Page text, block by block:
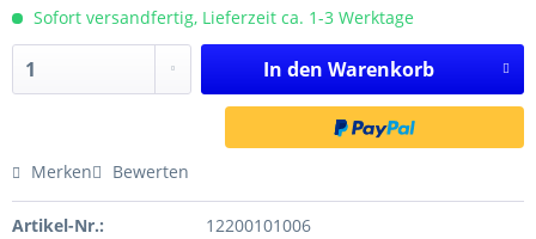
Sofort versandfertig, Lieferzeit ca. 1-3 Werktage
In den Warenkorb
Merken Bewerten
Artikel-Nr.: 12200101006